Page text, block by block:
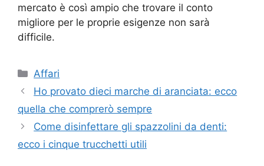
mercato è così ampio che trovare il conto
migliore per le proprie esigenze non sarà
difficile.
Categorie
Affari
Ho provato dieci marche di aranciata: ecco
quella che comprerò sempre
Come disinfettare gli spazzolini da denti:
ecco i cinque trucchetti utili